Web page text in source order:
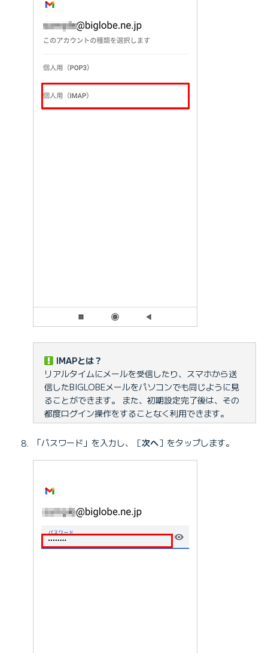
IMAPとは？
リアルタイムにメールを受信したり、スマホから送
信したBIGLOBEメールをパソコンでも同じように見
ることができます。 また、初期設定完了後は、その
都度ログイン操作をすることなく利用できます。
「パスワード」を入力し、［次へ］をタップします。